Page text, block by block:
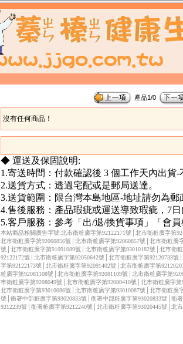
產品1/0
沒有任何商品！
◆ 運送及保固說明:
1.寄送時間：付款確認後 3 個工作天內出貨-
2.送貨方式：透過宅配或是郵局送達。
3.送貨範圍：限台灣本島地區-地址請勿為郵
4.售後服務：產品瑕疵或運送導致瑕疵，7日
5.客戶服務：參考「出/退/換貨事項」「會員
本站商品相關廣告字號:北市衛粧廣字第92122171號│北市衛粧廣字第
北市衛粧廣字第92060856號│北市衛粧廣字第92060857號│北市衛粧廣
號│北市衛粧廣字第91091089號│北市衛粧廣字第93010182號│北市衛
92122172號│北市衛粧廣字第92050642號│北市衛粧廣字第92120733
字第92122173號│北市衛粧廣字第92091402號│北市衛粧廣字第
粧廣字第92081108號│北市衛粧廣字第92081109號│北市衛粧廣字第
市衛粧廣字第9208049號│北市衛粧廣字第92080410號│北市衛粧廣字第
北市衛粧廣字第93010086號│北市衛粧廣字第93010087號│北市衛粧廣
號│衛署中部粧廣字第93020833號│衛署中部粧廣字第93020833號│衛
9212239號│衛署粧廣字第9212240號│北市衛粧廣字第93020445號│北